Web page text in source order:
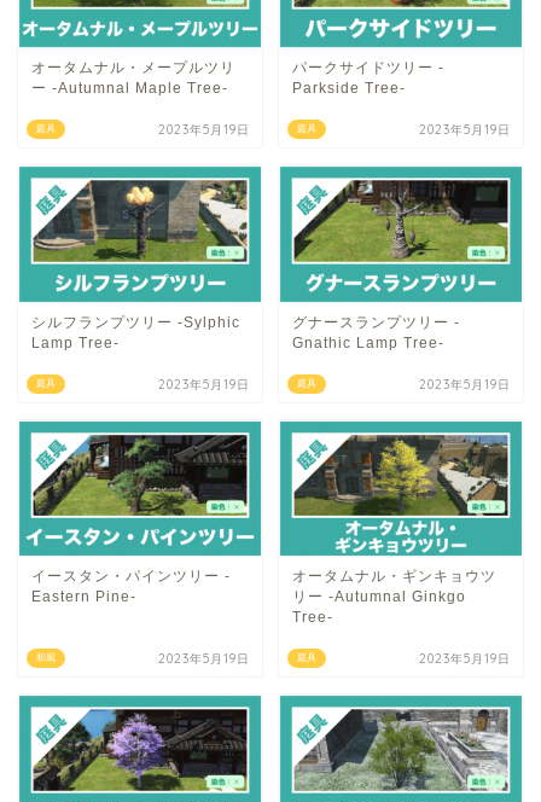
庭具
オータムナル・メープルツリ
ー -Autumnal Maple Tree-
2023年5月19日 庭具
パークサイドツリー -
Parkside Tree-
2023年5月19日
庭具
シルフランプツリー -Sylphic
Lamp Tree-
2023年5月19日 庭具
グナースランプツリー -
Gnathic Lamp Tree-
2023年5月19日
和風
イースタン・パインツリー -
Eastern Pine-
2023年5月19日 庭具
オータムナル・ギンキョウツ
リー -Autumnal Ginkgo
Tree-
2023年5月19日